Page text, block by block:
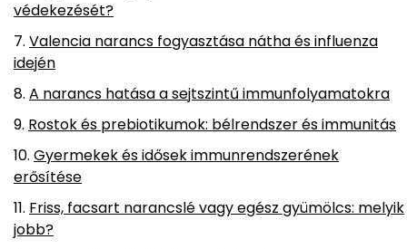
védekezését?
Valencia narancs fogyasztása nátha és influenza
idején
A narancs hatása a sejtszintű immunfolyamatokra
Rostok és prebiotikumok: bélrendszer és immunitás
Gyermekek és idősek immunrendszerének
erősítése
Friss, facsart narancslé vagy egész gyümölcs: melyik
jobb?